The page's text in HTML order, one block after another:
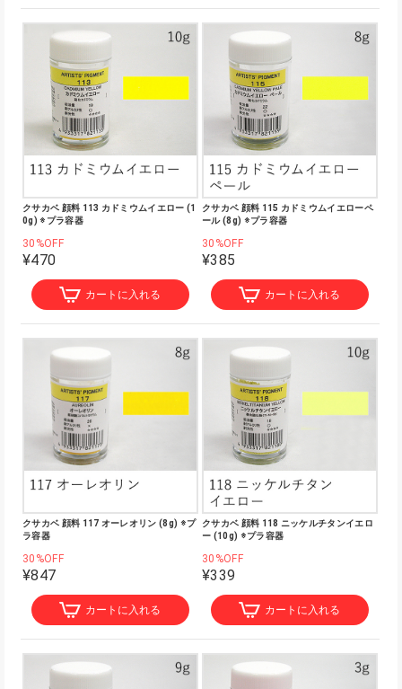
クサカベ 顔料 113 カドミウムイエロー (1
0g) ※プラ容器
30%OFF
¥470
カートに入れる
クサカベ 顔料 115 カドミウムイエローペ
ール (8g) ※プラ容器
30%OFF
¥385
カートに入れる
クサカベ 顔料 117 オーレオリン (8g) ※プ
ラ容器
30%OFF
¥847
カートに入れる
クサカベ 顔料 118 ニッケルチタンイエロ
ー (10g) ※プラ容器
30%OFF
¥339
カートに入れる